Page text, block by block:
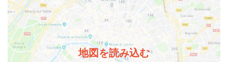
地図を読み込む